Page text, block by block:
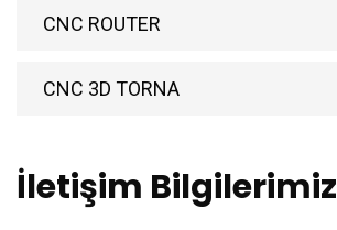
CNC ROUTER
CNC 3D TORNA
İletişim Bilgilerimiz